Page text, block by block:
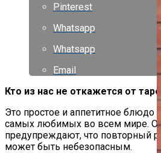
Pinterest
Whatsapp
Whatsapp
Email
Кто из нас не откажется от
Это простое и аппетитное блюдо
самых любимых во всем мире.
предупреждают, что повторный
может быть небезопасным.